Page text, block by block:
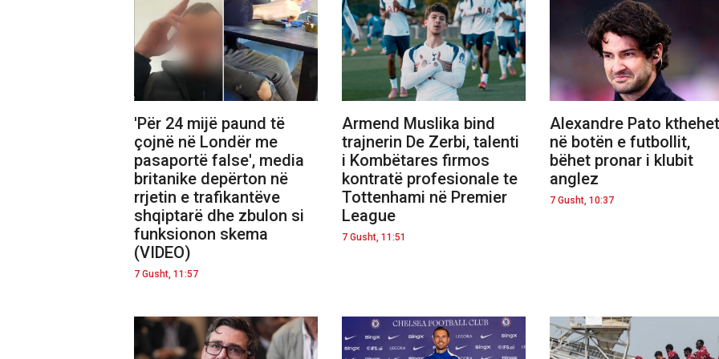
'Për 24 mijë paund të
çojnë në Londër me
pasaportë false', media
britanike depërton në
rrjetin e trafikantëve
shqiptarë dhe zbulon si
funksionon skema
(VIDEO)
7 Gusht, 11:57
Armend Muslika bind
trajnerin De Zerbi, talenti
i Kombëtares firmos
kontratë profesionale te
Tottenhami në Premier
League
7 Gusht, 11:51
Alexandre Pato kthehet
në botën e futbollit,
bëhet pronar i klubit
anglez
7 Gusht, 10:37